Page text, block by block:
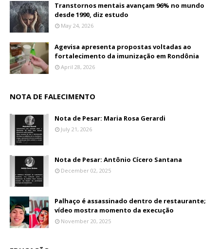
Transtornos mentais avançam 96% no mundo
desde 1990, diz estudo
May 24, 2026
Agevisa apresenta propostas voltadas ao
fortalecimento da imunização em Rondônia
April 28, 2026
NOTA DE FALECIMENTO
Nota de Pesar: Maria Rosa Gerardi
July 21, 2026
Nota de Pesar: Antônio Cícero Santana
December 02, 2025
Palhaço é assassinado dentro de restaurante;
vídeo mostra momento da execução
November 20, 2025